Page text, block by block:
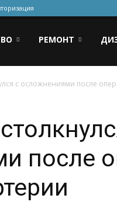
РЕМОНТ
с осложнениями после
после